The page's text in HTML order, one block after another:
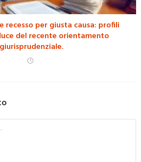
recesso per giusta causa: profili
del recente orientamento
giurisprudenziale.